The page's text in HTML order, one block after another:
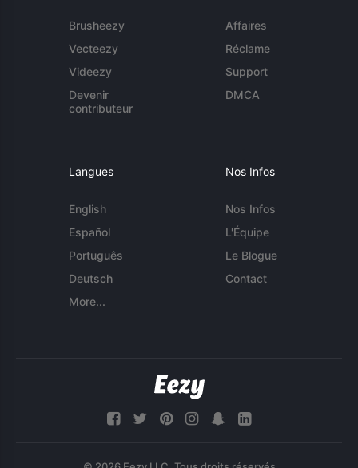
Brusheezy
Vecteezy
Videezy
Devenir
contributeur
Affaires
Réclame
Support
DMCA
Langues
English
Español
Português
Deutsch
More...
Nos Infos
Nos Infos
L'Équipe
Le Blogue
Contact